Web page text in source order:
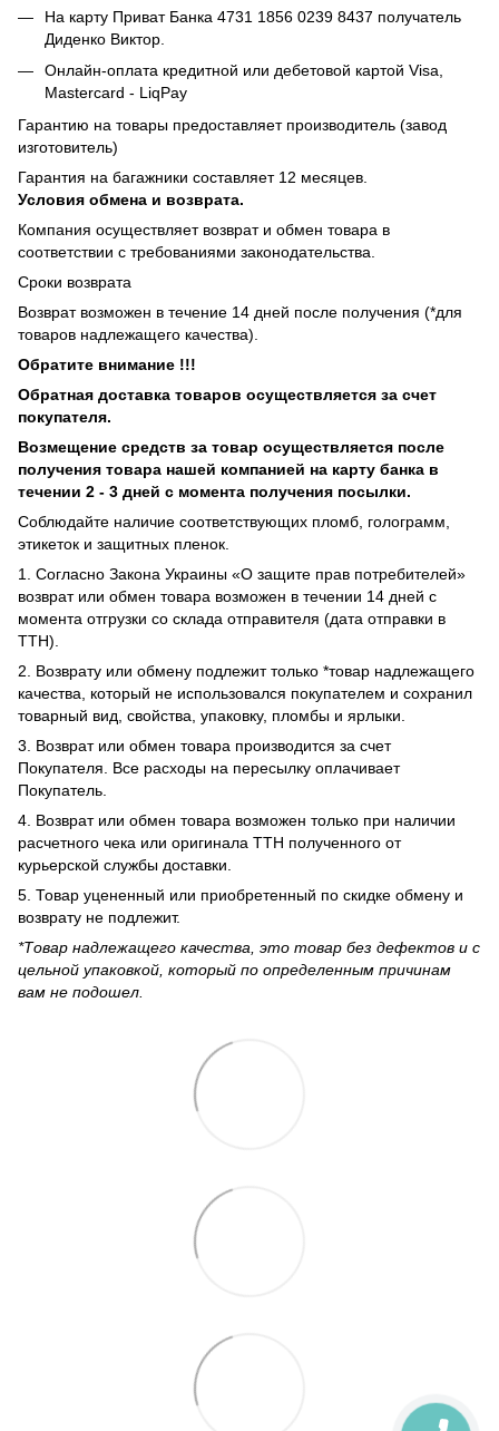
На карту Приват Банка 4731 1856 0239 8437 получатель
Диденко Виктор.
Онлайн-оплата кредитной или дебетовой картой Visa,
Mastercard - LiqPay
Гарантию на товары предоставляет производитель (завод
изготовитель)
Гарантия на багажники составляет 12 месяцев.
Условия обмена и возврата.
Компания осуществляет возврат и обмен товара в
соответствии с требованиями законодательства.
Сроки возврата
Возврат возможен в течение 14 дней после получения (*для
товаров надлежащего качества).
Обратите внимание !!!
Обратная доставка товаров осуществляется за счет
покупателя.
Возмещение средств за товар осуществляется после
получения товара нашей компанией на карту банка в
течении 2 - 3 дней с момента получения посылки.
Соблюдайте наличие соответствующих пломб, голограмм,
этикеток и защитных пленок.
1. Согласно Закона Украины «О защите прав потребителей»
возврат или обмен товара возможен в течении 14 дней с
момента отгрузки со склада отправителя (дата отправки в
ТТН).
2. Возврату или обмену подлежит только *товар надлежащего
качества, который не использовался покупателем и сохранил
товарный вид, свойства, упаковку, пломбы и ярлыки.
3. Возврат или обмен товара производится за счет
Покупателя. Все расходы на пересылку оплачивает
Покупатель.
4. Возврат или обмен товара возможен только при наличии
расчетного чека или оригинала ТТН полученного от
курьерской службы доставки.
5. Товар уцененный или приобретенный по скидке обмену и
возврату не подлежит.
*Товар надлежащего качества, это товар без дефектов и с
цельной упаковкой, который по определенным причинам
вам не подошел.